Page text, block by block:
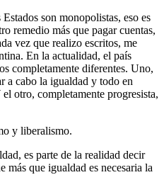
son monopolistas, eso es
remedio más que pagar cuentas,
vez que realizo escritos, me
En la actualidad, el país
completamente diferentes. Uno,
a cabo la igualdad y todo en
otro, completamente progresista,
y liberalismo.
es parte de la realidad decir
más que igualdad es necesaria la